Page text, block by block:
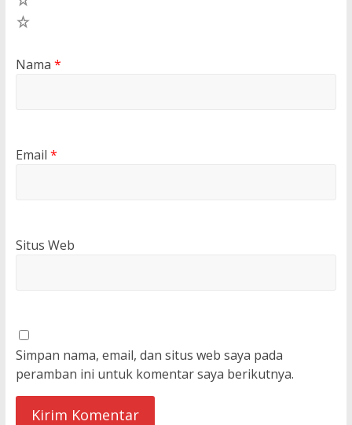
Nama *
Email *
Situs Web
Simpan nama, email, dan situs web saya pada
peramban ini untuk komentar saya berikutnya.